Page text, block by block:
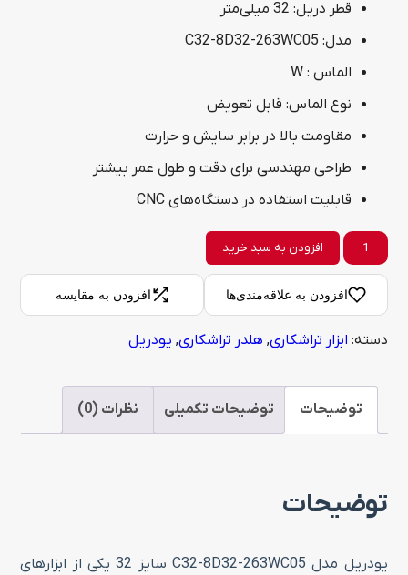
قطر دریل: 32 میلی‌متر
مدل: C32-8D32-263WC05
الماس : W
نوع الماس: قابل تعویض
مقاومت بالا در برابر سایش و حرارت
طراحی مهندسی برای دقت و طول عمر بیشتر
قابلیت استفاده در دستگاه‌های CNC
یودریل
مدل
C32-
8D32-
سایز
32
افزودن به سبد خرید
افزودن به علاقه‌مندی‌ها افزودن به مقایسه
دسته: ابزار تراشکاری, هلدر تراشکاری, یودریل
توضیحات توضیحات تکمیلی نظرات (0)
توضیحات
یودریل مدل C32-8D32-263WC05 سایز 32 یکی از ابزارهای